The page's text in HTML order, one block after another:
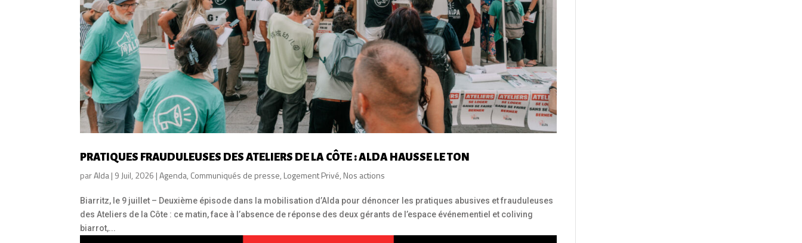
PRATIQUES FRAUDULEUSES DES ATELIERS DE LA CÔTE : ALDA HAUSSE LE TON
parAlda| 9 Juil, 2026 |Agenda, Communiqués de presse, Logement Privé, Nos actions
Biarritz, le 9 juillet – Deuxième épisode dans la mobilisation d’Alda pour dénoncer les pratiques abusives et frauduleuses
des Ateliers de la Côte : ce matin, face à l’absence de réponse des deux gérants de l’espace événementiel et coliving
biarrot,...